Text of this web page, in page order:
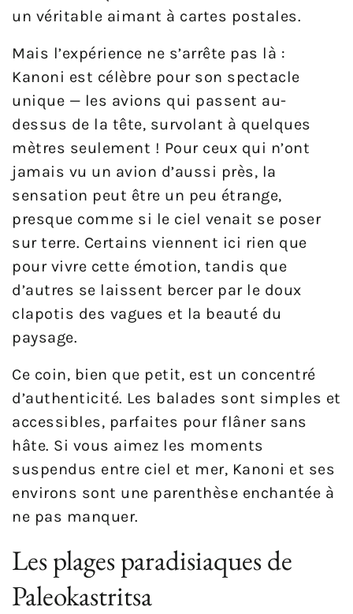
un véritable aimant à cartes postales.
Mais l’expérience ne s’arrête pas là :
Kanoni est célèbre pour son spectacle
unique — les avions qui passent au-
dessus de la tête, survolant à quelques
mètres seulement ! Pour ceux qui n’ont
jamais vu un avion d’aussi près, la
sensation peut être un peu étrange,
presque comme si le ciel venait se poser
sur terre. Certains viennent ici rien que
pour vivre cette émotion, tandis que
d’autres se laissent bercer par le doux
clapotis des vagues et la beauté du
paysage.
Ce coin, bien que petit, est un concentré
d’authenticité. Les balades sont simples et
accessibles, parfaites pour flâner sans
hâte. Si vous aimez les moments
suspendus entre ciel et mer, Kanoni et ses
environs sont une parenthèse enchantée à
ne pas manquer.
Les plages paradisiaques de
Paleokastritsa